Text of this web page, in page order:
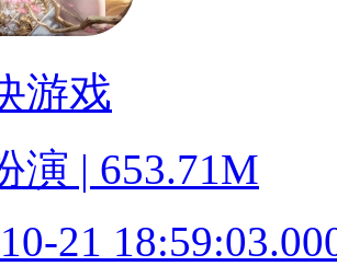
游戏
演 | 653.71M
21